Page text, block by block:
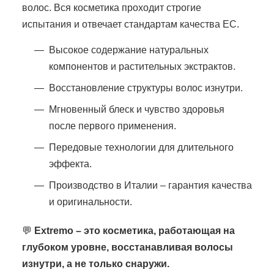
волос. Вся косметика проходит строгие
испытания и отвечает стандартам качества ЕС.
Высокое содержание натуральных
компонентов и растительных экстрактов.
Восстановление структуры волос изнутри.
Мгновенный блеск и чувство здоровья
после первого применения.
Передовые технологии для длительного
эффекта.
Производство в Италии – гарантия качества
и оригинальности.
💬 Extremo – это косметика, работающая на
глубоком уровне, восстанавливая волосы
изнутри, а не только снаружи.